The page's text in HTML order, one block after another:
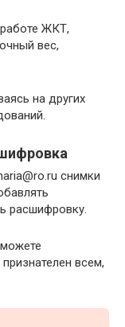
ЖКТ,
вес,
на других
снимки
расшифровку.
всем,